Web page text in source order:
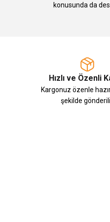
konusunda da
Hızlı ve Özenli
Kargonuz özenle
şekilde